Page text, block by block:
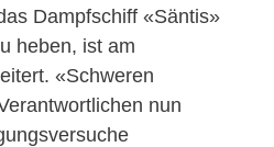
Dampfschiff «Säntis»
heben, ist am
«Schweren
nun